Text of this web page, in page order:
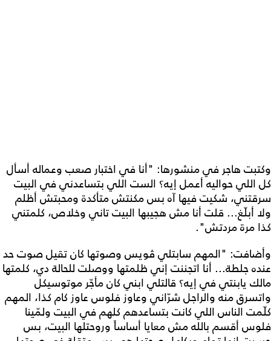
وكتبت هاجر في منشورها: "أنا في اختبار صعب وعماله أسأل
كل اللي حواليه أعمل إيه؟ الست اللي بتساعدني في البيت
سرقتني، شكيت فيها آه بس مكنتش متأكدة ومحبتش أظلم
ولا أبلّغ... قلت أنا مش هجيبها البيت تاني وخلاص، كلمتني
كذا مرة مردتش".
وأضافت: "المهم سابتلي ڤويس وصوتها كان تقيل صوت حد
عنده جلطة... أنا اتجننت إني ظلمتها ووصلت للحالة دي، كلمتها
مالك يابنتي في إيه؟ قالتلي ابني كان مأجّر موتوسيكل
واتسرق منه والراجل شرّاني وعاوز فلوس عاوز كام كذا، المهم
كلّمت الناس اللي كانت بتساعدهم كلهم في البيت ولمّينا
فلوس أقسم بالله مش معايا أساساً وروحتلها البيت، بس